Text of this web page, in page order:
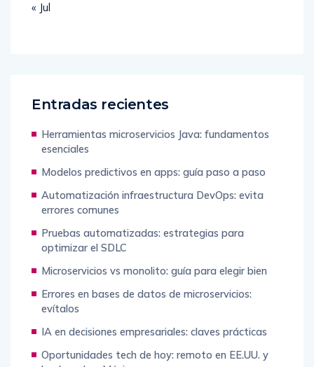
« Jul
Entradas recientes
Herramientas microservicios Java: fundamentos
esenciales
Modelos predictivos en apps: guía paso a paso
Automatización infraestructura DevOps: evita
errores comunes
Pruebas automatizadas: estrategias para
optimizar el SDLC
Microservicios vs monolito: guía para elegir bien
Errores en bases de datos de microservicios:
evítalos
IA en decisiones empresariales: claves prácticas
Oportunidades tech de hoy: remoto en EE.UU. y